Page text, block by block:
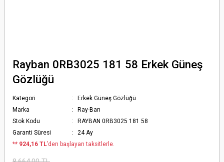
Rayban 0RB3025 181 58 Erkek Güneş
Gözlüğü
Kategori
Erkek Güneş Gözlüğü
Marka
Ray-Ban
Stok Kodu
RAYBAN 0RB3025 181 58
Garanti Süresi
24 Ay
** 924,16 TL’den başlayan taksitlerle.